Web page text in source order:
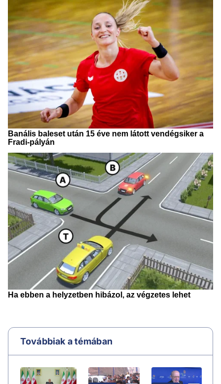
Továbbiak a témában